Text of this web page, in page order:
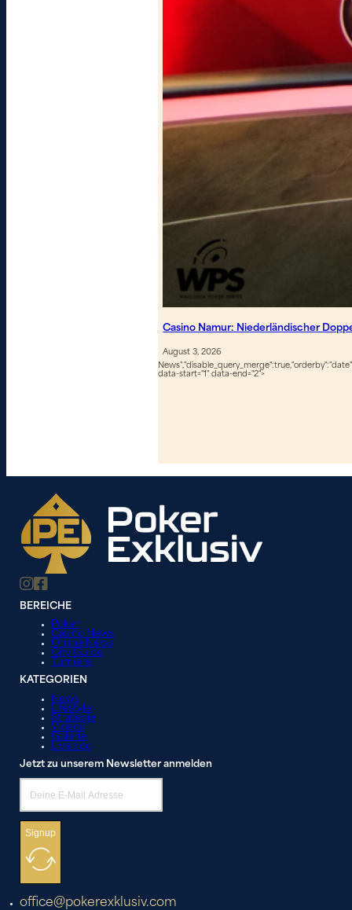
Casino Namur: Niederländischer
August 3, 2026
data-start="1" data-end="2">
BEREICHE
Poker
Casino News
Online News
City Guide
Turniere
KATEGORIEN
News
Lifestyle
Strategie
Videos
Galerie
Liveblog
Jetzt zu unserem Newsletter anmelden
Signup
office@pokerexklusiv.com